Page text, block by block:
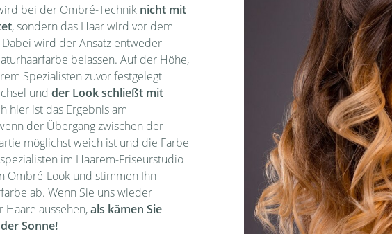
bei der Ombré-Technik nicht mit
, sondern das Haar wird vor dem
wird der Ansatz entweder
belassen. Auf der Höhe,
Spezialisten zuvor festgelegt
undder Look schließt mit
hier ist das Ergebnis am
der Übergang zwischen der
möglichst weich ist und die Farbe
im Haarem-Friseurstudio
Ombré-Look und stimmen Ihn
ab. Wenn Sie uns wieder
Haare aussehen,als kämen Sie
Sonne!